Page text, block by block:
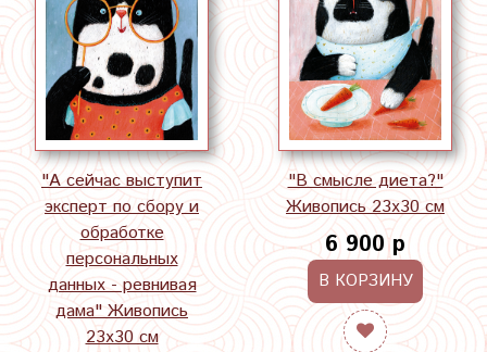
"А сейчас выступит
эксперт по сбору и
обработке
персональных
данных - ревнивая
дама" Живопись
23х30 см
"В смысле диета?"
Живопись 23х30 см
6 900 р
В КОРЗИНУ